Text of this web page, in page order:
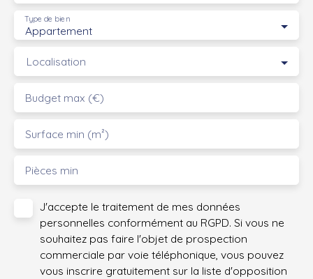
Appartement
Type de bien
Localisation
Budget max (€)
Surface min (m²)
Pièces min
J'accepte le traitement de mes données
personnelles conformément au RGPD. Si vous ne
souhaitez pas faire l'objet de prospection
commerciale par voie téléphonique, vous pouvez
vous inscrire gratuitement sur la liste d'opposition